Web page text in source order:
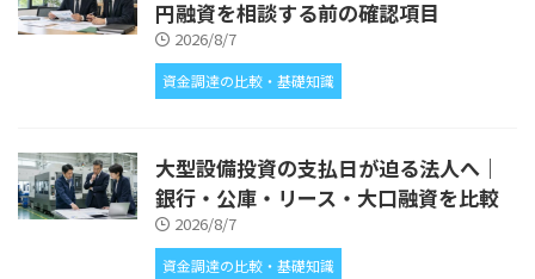
円融資を相談する前の確認項目
2026/8/7
資金調達の比較・基礎知識
大型設備投資の支払日が迫る法人へ｜
銀行・公庫・リース・大口融資を比較
2026/8/7
資金調達の比較・基礎知識